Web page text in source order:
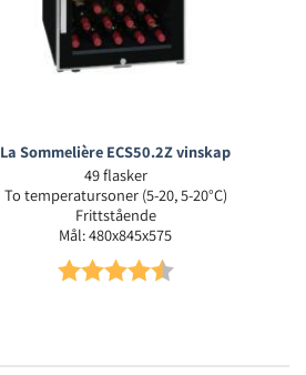
La Sommelière ECS50.2Z vinskap
49 flasker
To temperatursoner (5-20, 5-20°C)
Frittstående
Mål: 480x845x575
Karakter:
4.3 av 5 mulige